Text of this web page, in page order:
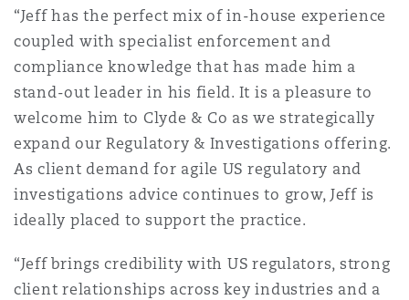
“Jeff has the perfect mix of in-house experience
coupled with specialist enforcement and
compliance knowledge that has made him a
stand-out leader in his field. It is a pleasure to
welcome him to Clyde & Co as we strategically
expand our Regulatory & Investigations offering.
As client demand for agile US regulatory and
investigations advice continues to grow, Jeff is
ideally placed to support the practice.
“Jeff brings credibility with US regulators, strong
client relationships across key industries and a